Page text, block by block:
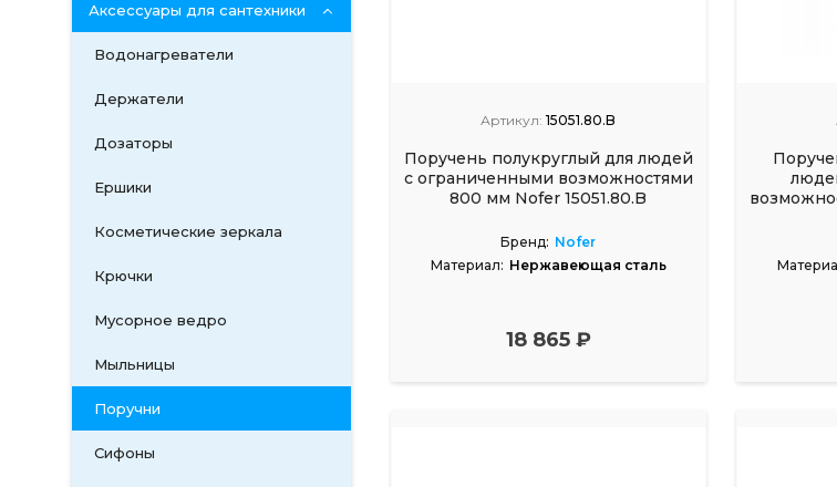
Аксессуары для сантехники
Водонагреватели
Держатели
Дозаторы
Ершики
Косметические зеркала
Крючки
Мусорное ведро
Мыльницы
Поручни
Сифоны
Артикул: 15051.80.B
Поручень полукруглый для людей
с ограниченными возможностями
800 мм Nofer 15051.80.B
Бренд: Nofer
Материал: Нержавеющая сталь
18 865 ₽